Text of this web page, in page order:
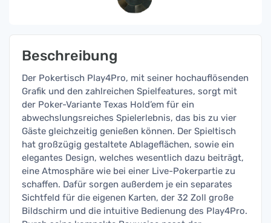
Beschreibung
Der Pokertisch Play4Pro, mit seiner hochauflösenden
Grafik und den zahlreichen Spielfeatures, sorgt mit
der Poker-Variante Texas Hold’em für ein
abwechslungsreiches Spielerlebnis, das bis zu vier
Gäste gleichzeitig genießen können. Der Spieltisch
hat großzügig gestaltete Ablageflächen, sowie ein
elegantes Design, welches wesentlich dazu beiträgt,
eine Atmosphäre wie bei einer Live-Pokerpartie zu
schaffen. Dafür sorgen außerdem je ein separates
Sichtfeld für die eigenen Karten, der 32 Zoll große
Bildschirm und die intuitive Bedienung des Play4Pro.